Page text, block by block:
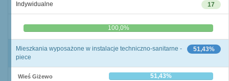
17
Indywidualne
0,0% 100,0%
51,43%
Mieszkania wyposażone w instalacje techniczno-sanitarne -
piece
Wieś Giżewo 51,43%